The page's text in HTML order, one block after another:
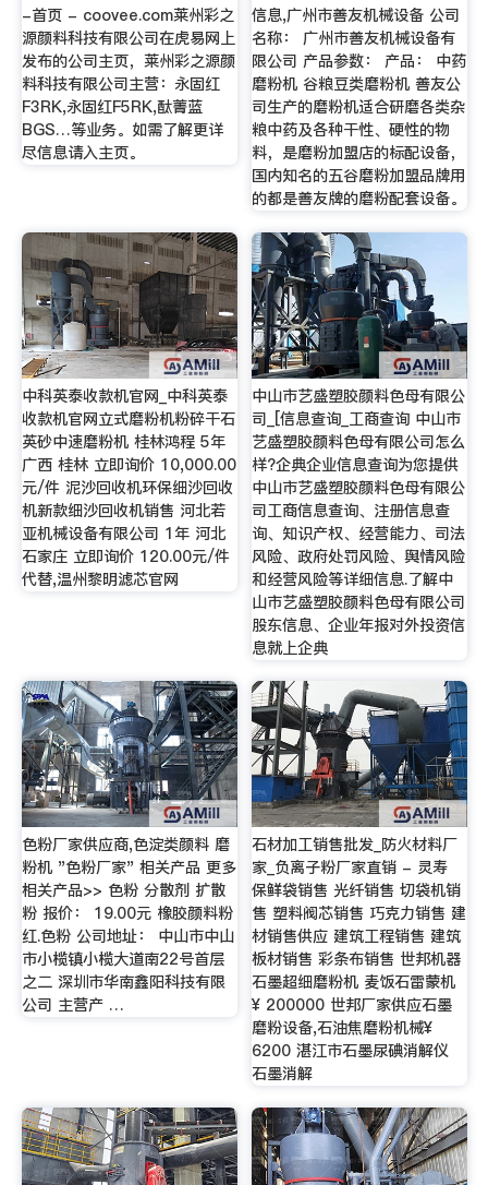
-首页 - coovee.com莱州彩之
源颜料科技有限公司在虎易网上
发布的公司主页，莱州彩之源颜
料科技有限公司主营：永固红
F3RK,永固红F5RK,酞菁蓝
BGS…等业务。如需了解更详
尽信息请入主页。
信息,广州市善友机械设备 公司
名称： 广州市善友机械设备有
限公司 产品参数： 产品： 中药
磨粉机 谷粮豆类磨粉机 善友公
司生产的磨粉机适合研磨各类杂
粮中药及各种干性、硬性的物
料，是磨粉加盟店的标配设备，
国内知名的五谷磨粉加盟品牌用
的都是善友牌的磨粉配套设备。
中科英泰收款机官网_中科英泰
收款机官网立式磨粉机粉碎干石
英砂中速磨粉机 桂林鸿程 5年
广西 桂林 立即询价 10,000.00
元/件 泥沙回收机环保细沙回收
机新款细沙回收机销售 河北若
亚机械设备有限公司 1年 河北
石家庄 立即询价 120.00元/件
代替,温州黎明滤芯官网
中山市艺盛塑胶颜料色母有限公
司_[信息查询_工商查询 中山市
艺盛塑胶颜料色母有限公司怎么
样?企典企业信息查询为您提供
中山市艺盛塑胶颜料色母有限公
司工商信息查询、注册信息查
询、知识产权、经营能力、司法
风险、政府处罚风险、舆情风险
和经营风险等详细信息.了解中
山市艺盛塑胶颜料色母有限公司
股东信息、企业年报对外投资信
息就上企典
色粉厂家供应商,色淀类颜料 磨
粉机 "色粉厂家" 相关产品 更多
相关产品>> 色粉 分散剂 扩散
粉 报价： 19.00元 橡胶颜料粉
红.色粉 公司地址： 中山市中山
市小榄镇小榄大道南22号首层
之二 深圳市华南鑫阳科技有限
公司 主营产 …
石材加工销售批发_防火材料厂
家_负离子粉厂家直销 - 灵寿
保鲜袋销售 光纤销售 切袋机销
售 塑料阀芯销售 巧克力销售 建
材销售供应 建筑工程销售 建筑
板材销售 彩条布销售 世邦机器
石墨超细磨粉机 麦饭石雷蒙机
¥ 200000 世邦厂家供应石墨
磨粉设备,石油焦磨粉机械¥
6200 湛江市石墨尿碘消解仪
石墨消解